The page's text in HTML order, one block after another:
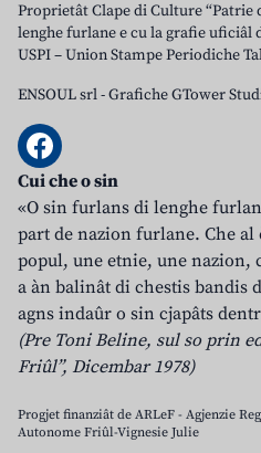
Proprietât Clape di Culture
lenghe furlane e cu la grafie uficiâl
USPI – Union Stampe Periodiche
ENSOUL srl-Grafiche GTower
Cui che o sin
«O sin furlans di lenghe
part de nazion furlane. Che al
popul, une etnie, une nazion,
a àn balinât di chestis bandis
agns indaûr o sin cjapâts
(Pre Toni Beline, sul so prin
Friûl”, Dicembar 1978)
Progjet finanziât de ARLeF - Agjenzie
Autonome Friûl-Vignesie Julie